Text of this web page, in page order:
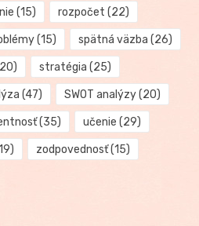
(15) rozpočet (22)
(15) spätná väzba (26)
stratégia (25)
(47) SWOT analýzy(20)
(35) učenie (29)
zodpovednosť(15)